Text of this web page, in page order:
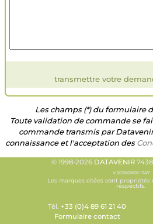
transmettre votre
Les champs (*) du formulaire
Toute validation de commande se
commande transmis par
connaissance et l'acceptation des
© 1998-2026 DATAVENIR
V.20260808.1747
Les marques citées sont propriétés
respectifs.
Tél. +33 (0)4 89 61 21 40
Formulaire contact